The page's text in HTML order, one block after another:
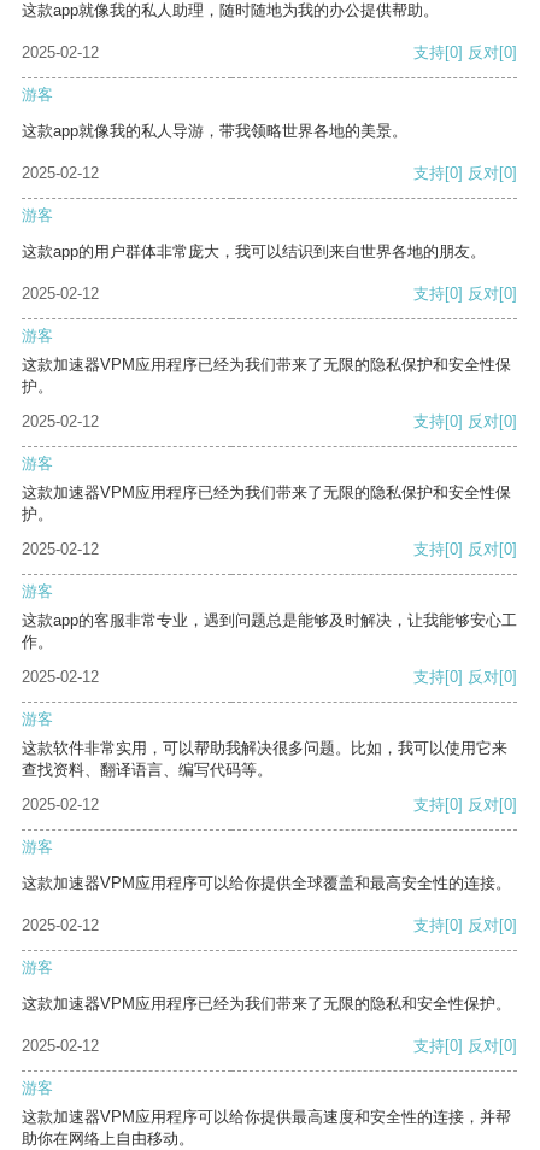
这款app就像我的私人助理，随时随地为我的办公提供帮助。
2025-02-12 支持[0] 反对[0]
游客
这款app就像我的私人导游，带我领略世界各地的美景。
2025-02-12 支持[0] 反对[0]
游客
这款app的用户群体非常庞大，我可以结识到来自世界各地的朋友。
2025-02-12 支持[0] 反对[0]
游客
这款加速器VPM应用程序已经为我们带来了无限的隐私保护和安全性保
护。
2025-02-12
支持[0] 反对[0]
游客
这款加速器VPM应用程序已经为我们带来了无限的隐私保护和安全性保
护。
2025-02-12
支持[0] 反对[0]
游客
这款app的客服非常专业，遇到问题总是能够及时解决，让我能够安心工
作。
2025-02-12
支持[0] 反对[0]
游客
这款软件非常实用，可以帮助我解决很多问题。比如，我可以使用它来
查找资料、翻译语言、编写代码等。
2025-02-12
支持[0] 反对[0]
游客
这款加速器VPM应用程序可以给你提供全球覆盖和最高安全性的连接。
2025-02-12 支持[0] 反对[0]
游客
这款加速器VPM应用程序已经为我们带来了无限的隐私和安全性保护。
2025-02-12 支持[0] 反对[0]
游客
这款加速器VPM应用程序可以给你提供最高速度和安全性的连接，并帮
助你在网络上自由移动。